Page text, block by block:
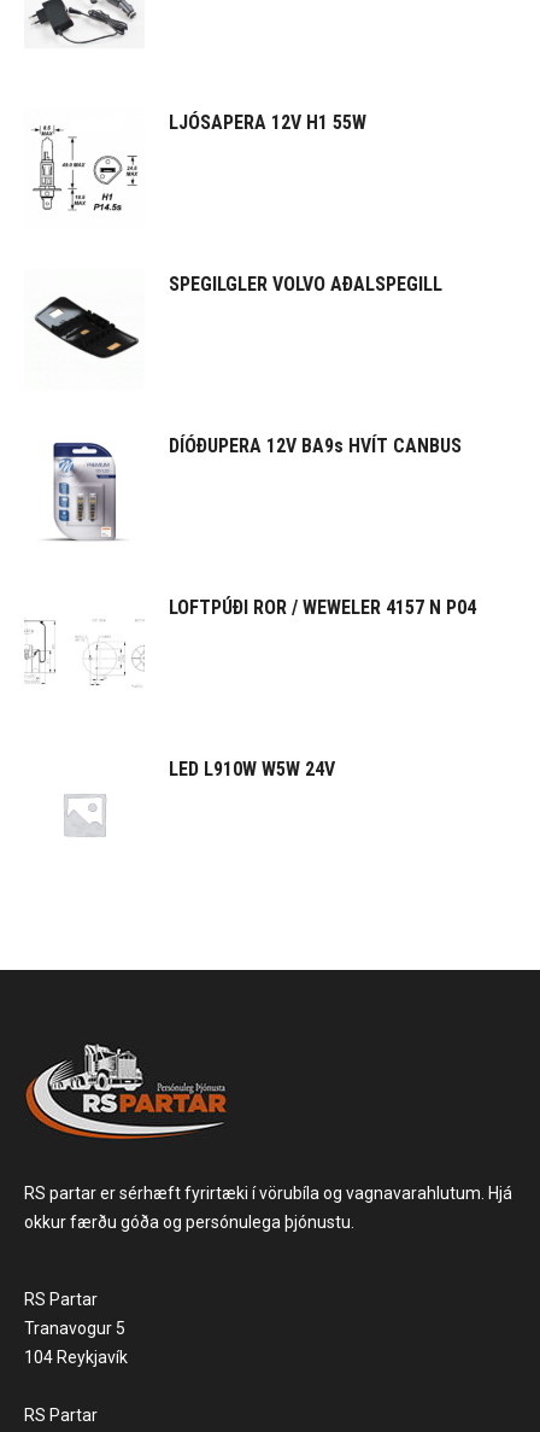
LJÓSAPERA 12V H1 55W
SPEGILGLER VOLVO AÐALSPEGILL
DÍÓÐUPERA 12V BA9s HVÍT CANBUS
LOFTPÚÐI ROR / WEWELER 4157 N P04
LED L910W W5W 24V
RS partar er sérhæft fyrirtæki í vörubíla og vagnavarahlutum. Hjá
okkur færðu góða og persónulega þjónustu.
RS Partar
Tranavogur 5
104 Reykjavík
RS Partar